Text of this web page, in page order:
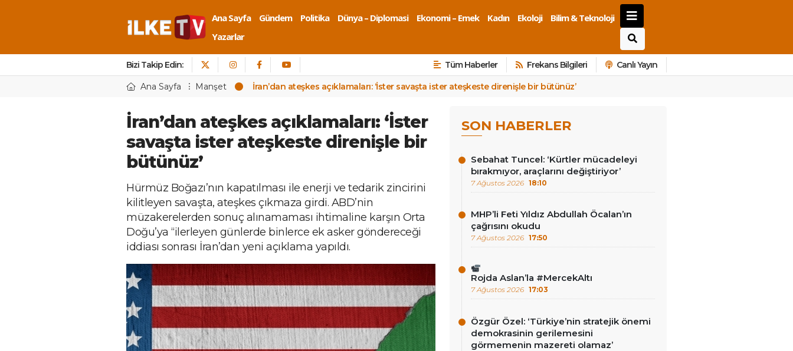
Ana Sayfa Gündem Politika Dünya – Diplomasi Ekonomi – Emek Kadın Ekoloji
Bilim & Teknoloji
Yazarlar
Bizi Takip Edin: Tüm Haberler Frekans Bilgileri Canlı Yayın
Ana Sayfa Manşet İran’dan ateşkes açıklamaları: ‘İster savaşta ister ateşkeste direnişle bir bütünüz’
İran’dan ateşkes açıklamaları: ‘İster
savaşta ister ateşkeste direnişle bir
bütünüz’
Hürmüz Boğazı’nın kapatılması ile enerji ve tedarik zincirini
kilitleyen savaşta, ateşkes çıkmaza girdi. ABD’nin
müzakerelerden sonuç alınamaması ihtimaline karşın Orta
Doğu’ya “ilerleyen günlerde binlerce ek asker göndereceği
iddiası sonrası İran’dan yeni açıklama yapıldı.
SON HABERLER
Sebahat Tuncel: ‘Kürtler mücadeleyi
bırakmıyor, araçlarını değiştiriyor’
7 Ağustos 2026 18:10
MHP’li Feti Yıldız Abdullah Öcalan’ın
çağrısını okudu
7 Ağustos 2026 17:50
Rojda Aslan’la #MercekAltı
7 Ağustos 2026 17:03
Özgür Özel: ‘Türkiye’nin stratejik önemi
demokrasinin gerilemesini
görmemenin mazereti olamaz’